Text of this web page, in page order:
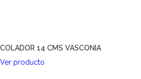
COLADOR 14 CMS VASCONIA
Ver producto